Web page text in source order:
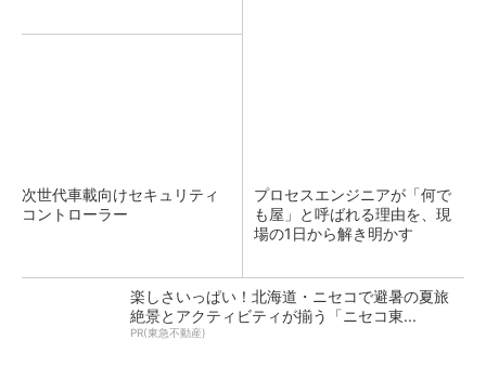
次世代車載向けセキュリティ
コントローラー
プロセスエンジニアが「何で
も屋」と呼ばれる理由を、現
場の1日から解き明かす
楽しさいっぱい！北海道・ニセコで避暑の夏旅
絶景とアクティビティが揃う「ニセコ東...
PR(東急不動産)